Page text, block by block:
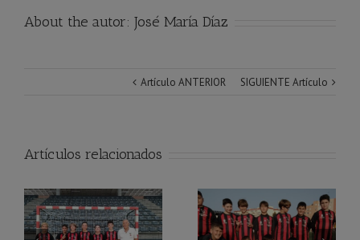
About the autor: José María Díaz
Artículo ANTERIOR SIGUIENTE Artículo
Artículos relacionados